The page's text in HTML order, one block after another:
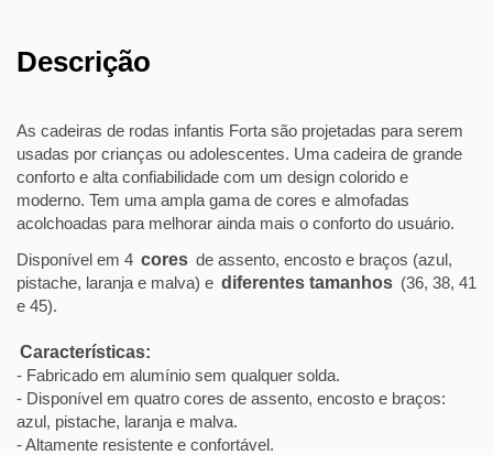
Descrição
As cadeiras de rodas infantis Forta são projetadas para serem
usadas por crianças ou adolescentes. Uma cadeira de grande
conforto e alta confiabilidade com um design colorido e
moderno. Tem uma ampla gama de cores e almofadas
acolchoadas para melhorar ainda mais o conforto do usuário.
Disponível em 4 cores de assento, encosto e braços (azul,
pistache, laranja e malva) e diferentes tamanhos (36, 38, 41
e 45).
Características:
- Fabricado em alumínio sem qualquer solda.
- Disponível em quatro cores de assento, encosto e braços:
azul, pistache, laranja e malva.
- Altamente resistente e confortável.